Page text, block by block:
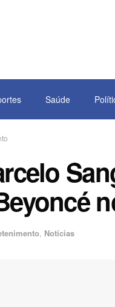
Saúde
, Notícias